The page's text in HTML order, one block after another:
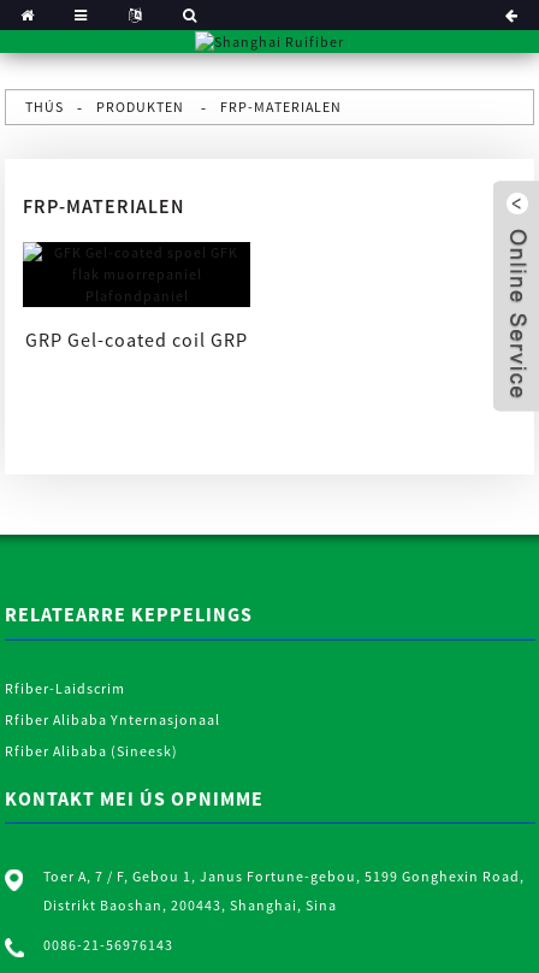
THÚS PRODUKTEN FRP-MATERIALEN
FRP-MATERIALEN
GRP Gel-coated coil GRP
RELATEARRE KEPPELINGS
Rfiber-Laidscrim
Rfiber Alibaba Ynternasjonaal
Rfiber Alibaba (Sineesk)
KONTAKT MEI ÚS OPNIMME
Toer A, 7 / F, Gebou 1, Janus Fortune-gebou, 5199 Gonghexin Road,
Distrikt Baoshan, 200443, Shanghai, Sina
0086-21-56976143